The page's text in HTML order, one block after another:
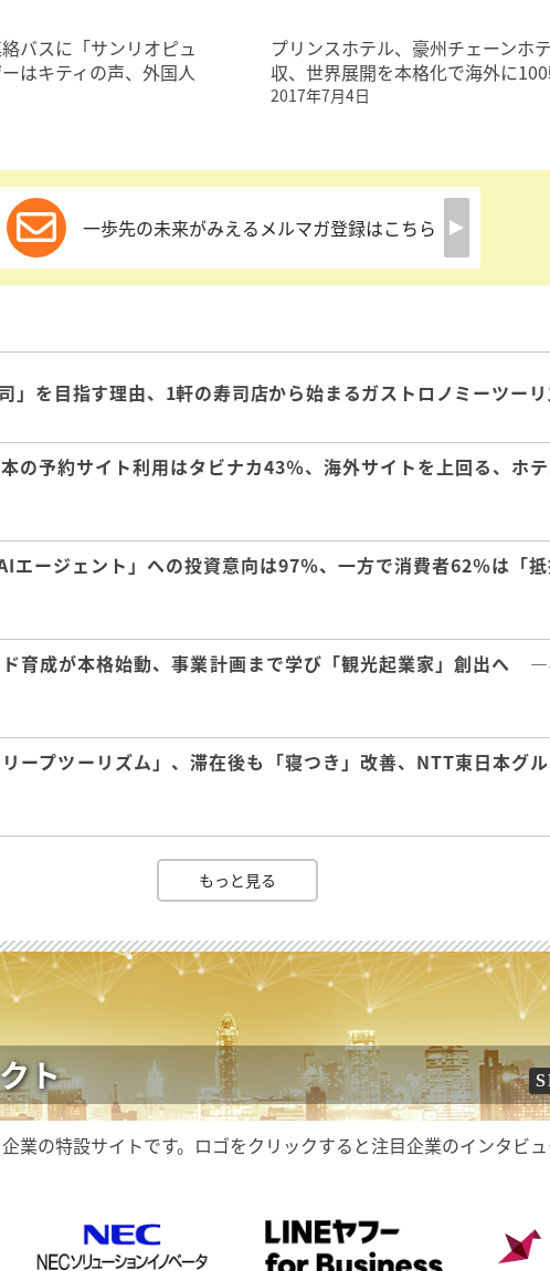
バスに「サンリオピュ
はキティの声、外国人
プリンスホテル、豪州チェーンホ
収、世界展開を本格化で海外に
2017年7月4日
一歩先の未来がみえるメルマガ登録はこちら
」を目指す理由、1軒の寿司店から始まるガストロノミーツーリ
の予約サイト利用はタビナカ43％、海外サイトを上回る、ホ
エージェント」への投資意向は97％、一方で消費者62％は
育成が本格始動、事業計画まで学び「観光起業家」創出へ
ープツーリズム」、滞在後も「寝つき」改善、NTT東日本グ
もっと見る
ト
業の特設サイトです。ロゴをクリックすると注目企業のインタビ